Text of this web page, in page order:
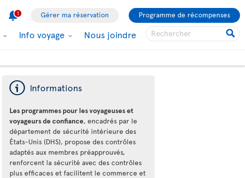
1 Gérer ma réservation Programme de récompenses
Info voyage Nous joindre
ý Informations
Les programmes pour les voyageuses et
voyageurs de confiance, encadrés par le
département de sécurité intérieure des
États-Unis (DHS), propose des contrôles
adaptés aux membres préapprouvés,
renforcent la sécurité avec des contrôles
plus efficaces et facilitent le commerce et